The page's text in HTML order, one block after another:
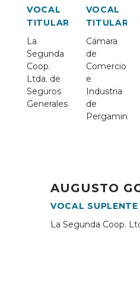
VOCAL
TITULAR
La
Segunda
Coop.
Ltda. de
Seguros
Generales
VOCAL
TITULAR
Cámara
de
Comercio
e
Industria
de
Pergamino
MARIA
ISABEL
LUELLES
RUBEN
DALL
‘OCCHIO
AUGUSTO
VOCAL SUPLENTE
La Segunda Coop.